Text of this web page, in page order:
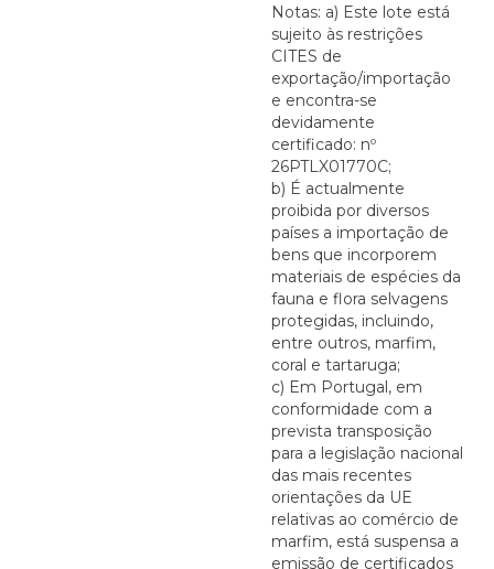
Notas: a) Este lote está
sujeito às restrições
CITES de
exportação/importação
e encontra-se
devidamente
certificado: nº
26PTLX01770C;
b) É actualmente
proibida por diversos
países a importação de
bens que incorporem
materiais de espécies da
fauna e flora selvagens
protegidas, incluindo,
entre outros, marfim,
coral e tartaruga;
c) Em Portugal, em
conformidade com a
prevista transposição
para a legislação nacional
das mais recentes
orientações da UE
relativas ao comércio de
marfim, está suspensa a
emissão de certificados